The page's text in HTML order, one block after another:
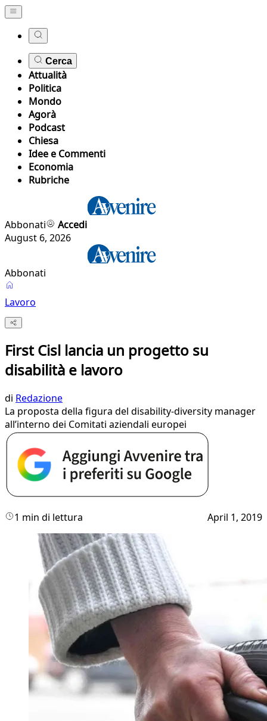
Cerca
Attualità
Politica
Mondo
Agorà
Podcast
Chiesa
Idee e Commenti
Economia
Rubriche
Abbonati
Accedi
August 6, 2026
Abbonati
Lavoro
First Cisl lancia un progetto su
disabilità e lavoro
di Redazione
La proposta della figura del disability-diversity manager
all’interno dei Comitati aziendali europei
1 min di lettura April 1, 2019